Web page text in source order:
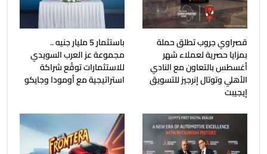
قصراوي جروب تطلق حملة
بمزايا حصرية لعملاء شهر
أغسطس بالتعاون مع النادي
الأهلي وتوتال إنرجيز للتسويق
إيجيبت
باستثمار 5 مليار جنيه ..
مجموعة عز العرب السويدي
للاستثمارات توقّع شراكة
استراتيجية مع أومودا وجايكو